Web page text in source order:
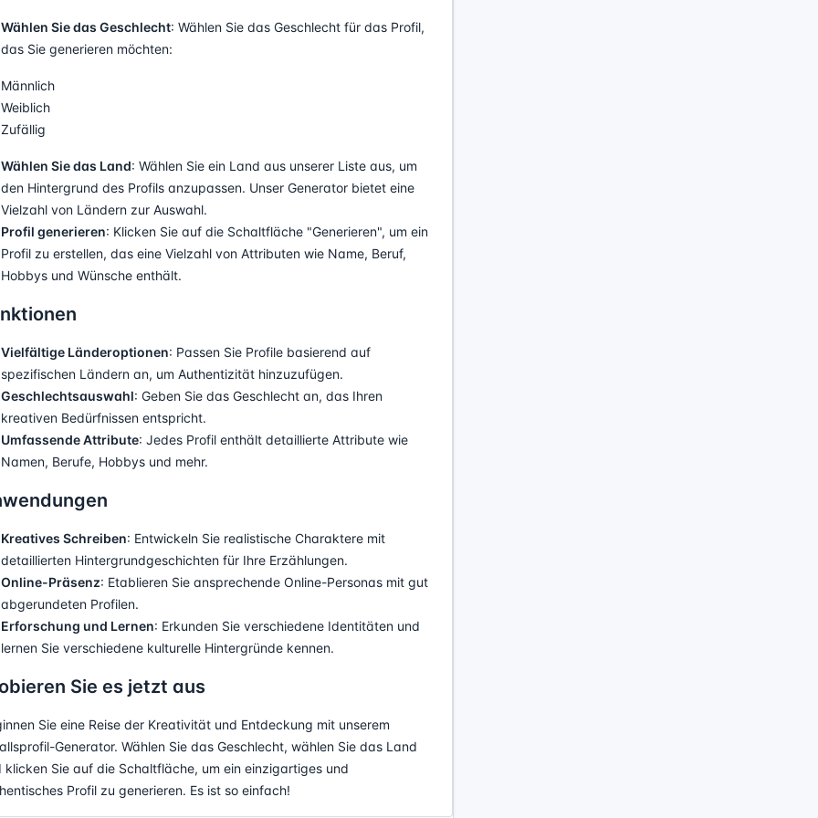
Wählen Sie das Geschlecht: Wählen Sie das Geschlecht für das Profil,
das Sie generieren möchten:
Männlich
Weiblich
Zufällig
Wählen Sie das Land: Wählen Sie ein Land aus unserer Liste aus, um
den Hintergrund des Profils anzupassen. Unser Generator bietet eine
Vielzahl von Ländern zur Auswahl.
Profil generieren: Klicken Sie auf die Schaltfläche "Generieren", um ein
Profil zu erstellen, das eine Vielzahl von Attributen wie Name, Beruf,
Hobbys und Wünsche enthält.
Vielfältige Länderoptionen: Passen Sie Profile basierend auf
spezifischen Ländern an, um Authentizität hinzuzufügen.
Geschlechtsauswahl: Geben Sie das Geschlecht an, das Ihren
kreativen Bedürfnissen entspricht.
Umfassende Attribute: Jedes Profil enthält detaillierte Attribute wie
Namen, Berufe, Hobbys und mehr.
Kreatives Schreiben: Entwickeln Sie realistische Charaktere mit
detaillierten Hintergrundgeschichten für Ihre Erzählungen.
Online-Präsenz: Etablieren Sie ansprechende Online-Personas mit gut
abgerundeten Profilen.
Erforschung und Lernen: Erkunden Sie verschiedene Identitäten und
lernen Sie verschiedene kulturelle Hintergründe kennen.
Sie es jetzt aus
Sie eine Reise der Kreativität und Entdeckung mit unserem
Generator. Wählen Sie das Geschlecht, wählen Sie das Land
klicken Sie auf die Schaltfläche, um ein einzigartiges und
Profil zu generieren. Es ist so einfach!